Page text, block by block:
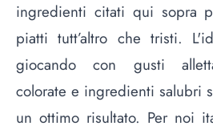
ingredienti citati qui sopra
piatti tutt’altro che tristi.
giocando con gusti
colorate e ingredienti salubri
un ottimo risultato. Per noi